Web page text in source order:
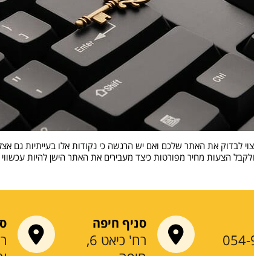
לבדוק את האתר שלכם ואם יש הרגשה כי נקודות אלו בעייתיות גם
מחיר מפורטות כיצד מעבירים את האתר הישן להיות עכשווי ומודרני לפחות ל
סניף חיפה
רח' כיאט 6,